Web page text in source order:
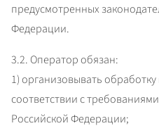
предусмотренных
Федерации.
3.2. Оператор обязан:
1) организовывать
соответствии с
Российской Федерации;